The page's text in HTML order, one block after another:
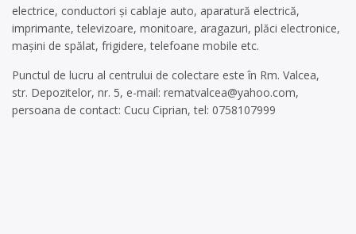
electrice, conductori și cablaje auto, aparatură electrică,
imprimante, televizoare, monitoare, aragazuri, plăci electronice,
mașini de spălat, frigidere, telefoane mobile etc.
Punctul de lucru al centrului de colectare este în Rm. Valcea,
str. Depozitelor, nr. 5, e-mail: rematvalcea@yahoo.com,
persoana de contact: Cucu Ciprian, tel: 0758107999